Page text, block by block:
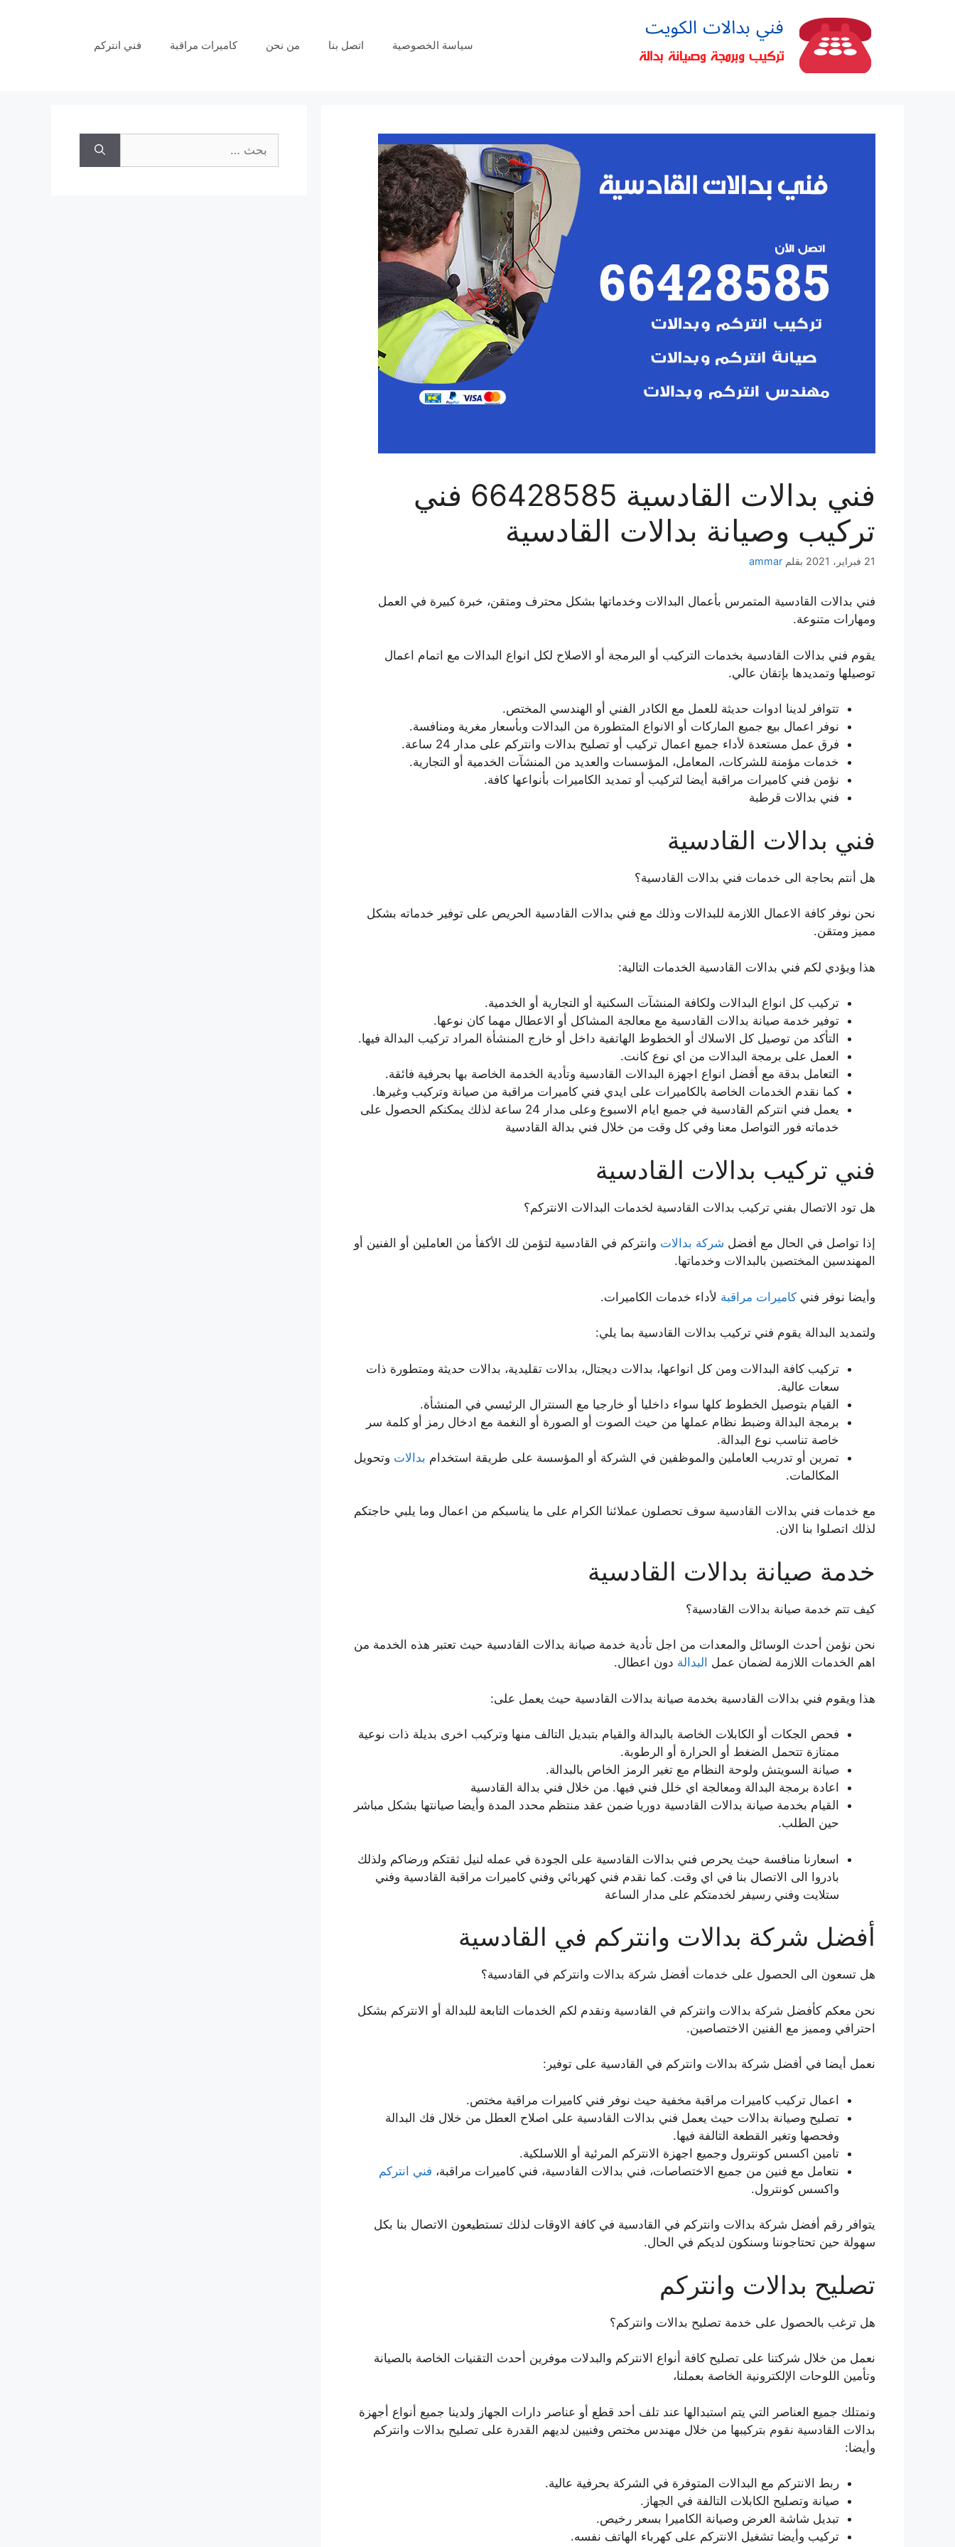
سياسة الخصوصية اتصل بنا من نحن كاميرات مراقبة فني انتركم
فني بدالات القادسية 66428585 فني
تركيب وصيانة بدالات القادسية
21 فبراير، 2021 بقلم ammar
فني بدالات القادسية المتمرس بأعمال البدالات وخدماتها بشكل محترف ومتقن، خبرة كبيرة في العمل
ومهارات متنوعة.
يقوم فني بدالات القادسية بخدمات التركيب أو البرمجة أو الاصلاح لكل انواع البدالات مع اتمام اعمال
توصيلها وتمديدها بإتقان عالي.
تتوافر لدينا ادوات حديثة للعمل مع الكادر الفني أو الهندسي المختص.
نوفر اعمال بيع جميع الماركات أو الانواع المتطورة من البدالات وبأسعار مغرية ومنافسة.
فرق عمل مستعدة لأداء جميع اعمال تركيب أو تصليح بدالات وانتركم على مدار 24 ساعة.
خدمات مؤمنة للشركات، المعامل، المؤسسات والعديد من المنشآت الخدمية أو التجارية.
نؤمن فني كاميرات مراقبة أيضا لتركيب أو تمديد الكاميرات بأنواعها كافة.
فني بدالات قرطبة
فني بدالات القادسية
هل أنتم بحاجة الى خدمات فني بدالات القادسية؟
نحن نوفر كافة الاعمال اللازمة للبدالات وذلك مع فني بدالات القادسية الحريص على توفير خدماته بشكل
مميز ومتقن.
هذا ويؤدي لكم فني بدالات القادسية الخدمات التالية:
تركيب كل انواع البدالات ولكافة المنشآت السكنية أو التجارية أو الخدمية.
توفير خدمة صيانة بدالات القادسية مع معالجة المشاكل أو الاعطال مهما كان نوعها.
التأكد من توصيل كل الاسلاك أو الخطوط الهاتفية داخل أو خارج المنشأة المراد تركيب البدالة فيها.
العمل على برمجة البدالات من اي نوع كانت.
التعامل بدقة مع أفضل انواع اجهزة البدالات القادسية وتأدية الخدمة الخاصة بها بحرفية فائقة.
كما نقدم الخدمات الخاصة بالكاميرات على ايدي فني كاميرات مراقبة من صيانة وتركيب وغيرها.
يعمل فني انتركم القادسية في جميع ايام الاسبوع وعلى مدار 24 ساعة لذلك يمكنكم الحصول على
خدماته فور التواصل معنا وفي كل وقت من خلال فني بدالة القادسية
فني تركيب بدالات القادسية
هل تود الاتصال بفني تركيب بدالات القادسية لخدمات البدالات الانتركم؟
إذا تواصل في الحال مع أفضل شركة بدالات وانتركم في القادسية لتؤمن لك الأكفأ من العاملين أو الفنين أو
المهندسين المختصين بالبدالات وخدماتها.
وأيضا نوفر فني كاميرات مراقبة لأداء خدمات الكاميرات.
ولتمديد البدالة يقوم فني تركيب بدالات القادسية بما يلي:
تركيب كافة البدالات ومن كل انواعها، بدالات ديجتال، بدالات تقليدية، بدالات حديثة ومتطورة ذات
سعات عالية.
القيام بتوصيل الخطوط كلها سواء داخليا أو خارجيا مع السنترال الرئيسي في المنشأة.
برمجة البدالة وضبط نظام عملها من حيث الصوت أو الصورة أو النغمة مع ادخال رمز أو كلمة سر
خاصة تناسب نوع البدالة.
تمرين أو تدريب العاملين والموظفين في الشركة أو المؤسسة على طريقة استخدام بدالات وتحويل
المكالمات.
مع خدمات فني بدالات القادسية سوف تحصلون عملائنا الكرام على ما يناسبكم من اعمال وما يلبي حاجتكم
لذلك اتصلوا بنا الان.
خدمة صيانة بدالات القادسية
كيف تتم خدمة صيانة بدالات القادسية؟
نحن نؤمن أحدث الوسائل والمعدات من اجل تأدية خدمة صيانة بدالات القادسية حيث تعتبر هذه الخدمة من
اهم الخدمات اللازمة لضمان عمل البدالة دون اعطال.
هذا ويقوم فني بدالات القادسية بخدمة صيانة بدالات القادسية حيث يعمل على:
فحص الجكات أو الكابلات الخاصة بالبدالة والقيام بتبديل التالف منها وتركيب اخرى بديلة ذات نوعية
ممتازة تتحمل الضغط أو الحرارة أو الرطوبة.
صيانة السويتش ولوحة النظام مع تغير الرمز الخاص بالبدالة.
اعادة برمجة البدالة ومعالجة اي خلل فني فيها. من خلال فني بدالة القادسية
القيام بخدمة صيانة بدالات القادسية دوريا ضمن عقد منتظم محدد المدة وأيضا صيانتها بشكل مباشر
حين الطلب.
اسعارنا منافسة حيث يحرص فني بدالات القادسية على الجودة في عمله لنيل ثقتكم ورضاكم ولذلك
بادروا الى الاتصال بنا في اي وقت. كما نقدم فني كهربائي وفني كاميرات مراقبة القادسية وفني
ستلايت وفني رسيفر لخدمتكم على مدار الساعة
أفضل شركة بدالات وانتركم في القادسية
هل تسعون الى الحصول على خدمات أفضل شركة بدالات وانتركم في القادسية؟
نحن معكم كأفضل شركة بدالات وانتركم في القادسية ونقدم لكم الخدمات التابعة للبدالة أو الانتركم بشكل
احترافي ومميز مع الفنين الاختصاصين.
نعمل أيضا في أفضل شركة بدالات وانتركم في القادسية على توفير:
اعمال تركيب كاميرات مراقبة مخفية حيث نوفر فني كاميرات مراقبة مختص.
تصليح وصيانة بدالات حيث يعمل فني بدالات القادسية على اصلاح العطل من خلال فك البدالة
وفحصها وتغير القطعة التالفة فيها.
تامين اكسس كونترول وجميع اجهزة الانتركم المرئية أو اللاسلكية.
نتعامل مع فنين من جميع الاختصاصات، فني بدالات القادسية، فني كاميرات مراقبة، فني انتركم
واكسس كونترول.
يتوافر رقم أفضل شركة بدالات وانتركم في القادسية في كافة الاوقات لذلك تستطيعون الاتصال بنا بكل
سهولة حين تحتاجوننا وسنكون لديكم في الحال.
تصليح بدالات وانتركم
هل ترغب بالحصول على خدمة تصليح بدالات وانتركم؟
نعمل من خلال شركتنا على تصليح كافة أنواع الانتركم والبدلات موفرين أحدث التقنيات الخاصة بالصيانة
وتأمين اللوحات الإلكترونية الخاصة بعملنا،
ونمتلك جميع العناصر التي يتم استبدالها عند تلف أحد قطع أو عناصر دارات الجهاز ولدينا جميع أنواع أجهزة
بدالات القادسية نقوم بتركيبها من خلال مهندس مختص وفنيين لديهم القدرة على تصليح بدالات وانتركم
وأيضا:
ربط الانتركم مع البدالات المتوفرة في الشركة بحرفية عالية.
صيانة وتصليح الكابلات التالفة في الجهاز.
تبديل شاشة العرض وصيانة الكاميرا بسعر رخيص.
تركيب وأيضا تشغيل الانتركم على كهرباء الهاتف نفسه.